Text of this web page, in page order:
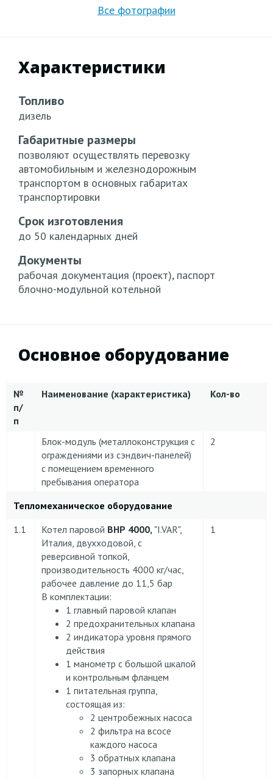
Характеристики
Топливо
дизель
Габаритные размеры
позволяют осуществлять перевозку
автомобильным и железнодорожным
транспортом в основных габаритах
транспортировки
Срок изготовления
до 50 календарных дней
Документы
рабочая документация (проект), паспорт
блочно-модульной котельной
Основное оборудование
№
п/
п
Наименование (характеристика) Кол-во
Блок-модуль (металлоконструкция с
ограждениями из сэндвич-панелей)
с помещением временного
пребывания оператора
2
Тепломеханическое оборудование
1.1
Котел паровой ВНР 4000, "I.VAR",
Италия, двухходовой, с
реверсивной топкой,
производительность 4000 кг/час,
рабочее давление до 11,5 бар
В комплектации:
1 главный паровой клапан
2 предохранительных клапана
2 индикатора уровня прямого
действия
1 манометр с большой шкалой
и контрольным фланцем
1 питательная группа,
состоящая из:
2 центробежных насоса
2 фильтра на всосе
каждого насоса
3 обратных клапана
3 запорных клапана
1